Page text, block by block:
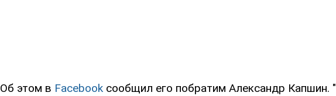
Об этом в Facebook сообщил его побратим Александр Капшин.